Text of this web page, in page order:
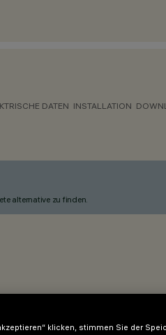
DATEN INSTALLATION
alternative zu finden.
klicken, stimmen Sie der